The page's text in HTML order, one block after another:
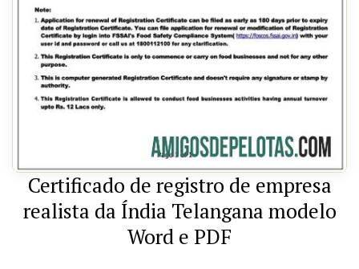
Certificado de registro de empresa
realista da Índia Telangana modelo
Word e PDF